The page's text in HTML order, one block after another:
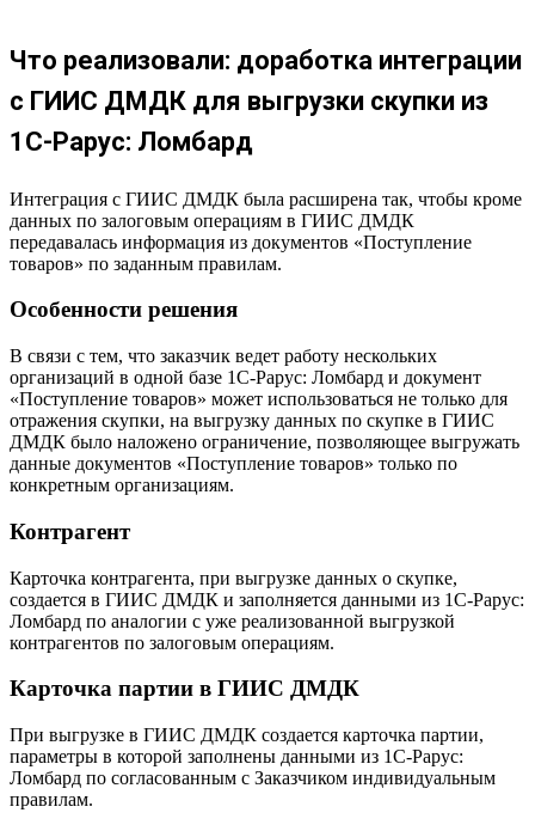
Что реализовали: доработка интеграции
с ГИИС ДМДК для выгрузки скупки из
1С-Рарус: Ломбард
Интеграция с ГИИС ДМДК была расширена так, чтобы кроме
данных по залоговым операциям в ГИИС ДМДК
передавалась информация из документов «Поступление
товаров» по заданным правилам.
Особенности решения
В связи с тем, что заказчик ведет работу нескольких
организаций в одной базе 1С-Рарус: Ломбард и документ
«Поступление товаров» может использоваться не только для
отражения скупки, на выгрузку данных по скупке в ГИИС
ДМДК было наложено ограничение, позволяющее выгружать
данные документов «Поступление товаров» только по
конкретным организациям.
Контрагент
Карточка контрагента, при выгрузке данных о скупке,
создается в ГИИС ДМДК и заполняется данными из 1С-Рарус:
Ломбард по аналогии с уже реализованной выгрузкой
контрагентов по залоговым операциям.
Карточка партии в ГИИС ДМДК
При выгрузке в ГИИС ДМДК создается карточка партии,
параметры в которой заполнены данными из 1С-Рарус:
Ломбард по согласованным с Заказчиком индивидуальным
правилам.